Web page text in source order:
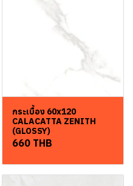
กระเบื้อง 60x120
CALACATTA ZENITH
(GLOSSY)
660 THB